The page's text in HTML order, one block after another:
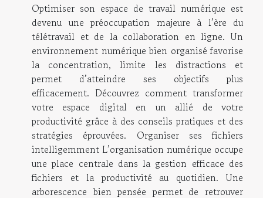
Optimiser son espace de travail numérique est
devenu une préoccupation majeure à l’ère du
télétravail et de la collaboration en ligne. Un
environnement numérique bien organisé favorise
la concentration, limite les distractions et
permet d’atteindre ses objectifs plus
efficacement. Découvrez comment transformer
votre espace digital en un allié de votre
productivité grâce à des conseils pratiques et des
stratégies éprouvées. Organiser ses fichiers
intelligemment L’organisation numérique occupe
une place centrale dans la gestion efficace des
fichiers et la productivité au quotidien. Une
arborescence bien pensée permet de retrouver